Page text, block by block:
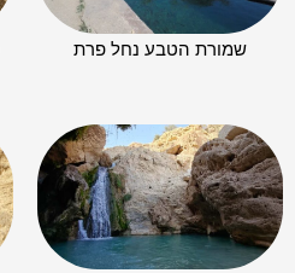
שמורת הטבע נחל פרת